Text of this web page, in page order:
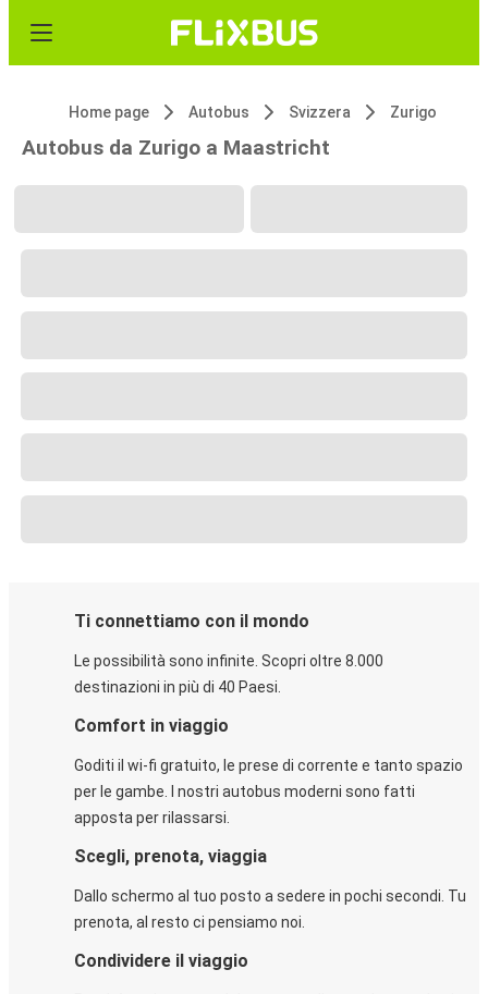
Home page Autobus Svizzera Zurigo
Autobus da Zurigo a Maastricht
Ti connettiamo con il mondo
Le possibilità sono infinite. Scopri oltre 8.000
destinazioni in più di 40 Paesi.
Comfort in viaggio
Goditi il wi-fi gratuito, le prese di corrente e tanto spazio
per le gambe. I nostri autobus moderni sono fatti
apposta per rilassarsi.
Scegli, prenota, viaggia
Dallo schermo al tuo posto a sedere in pochi secondi. Tu
prenota, al resto ci pensiamo noi.
Condividere il viaggio